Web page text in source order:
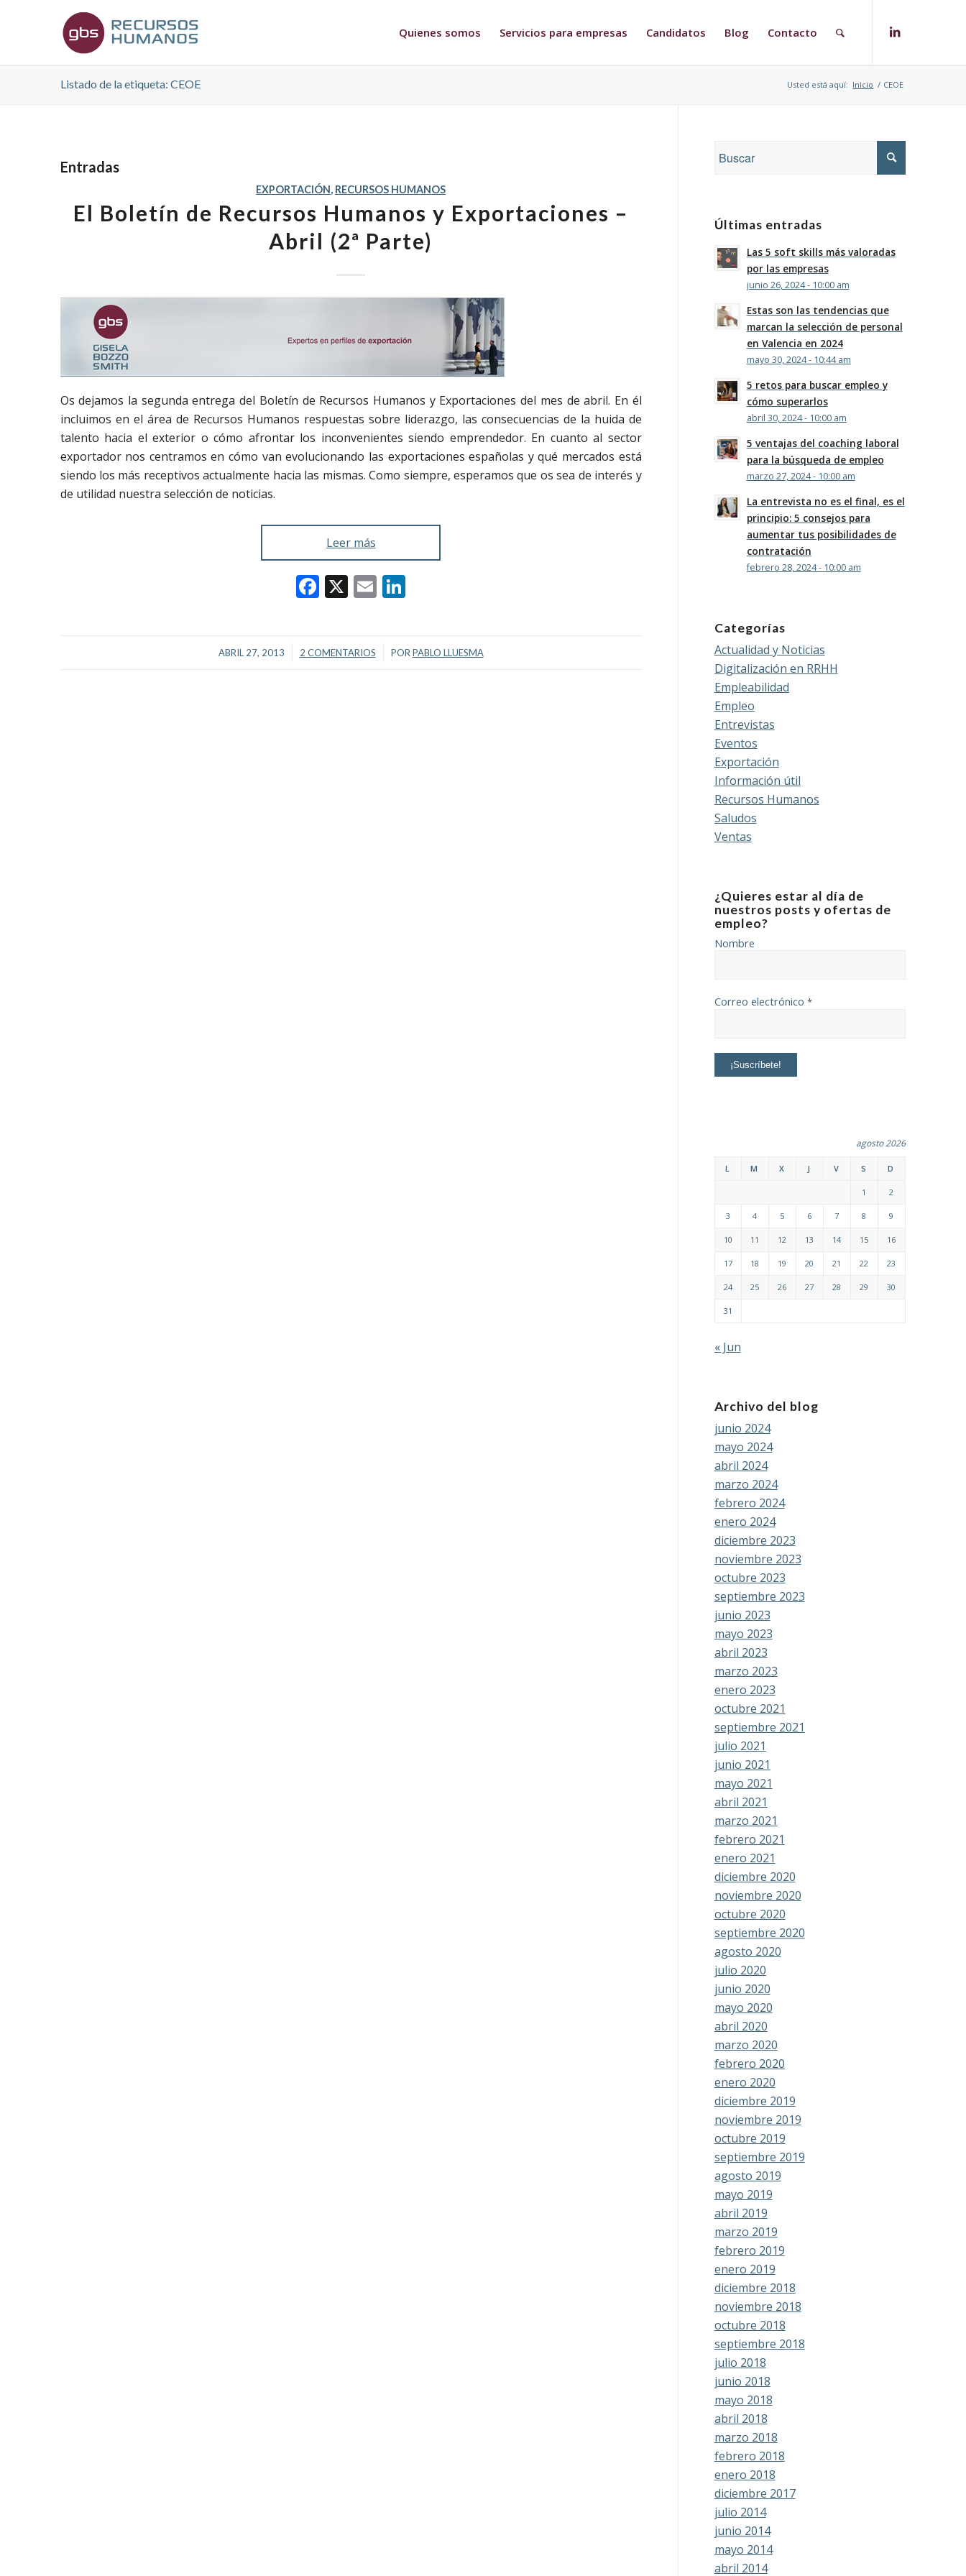
Quienes somos Servicios para empresas Candidatos Blog Contacto
Listado de la etiqueta: CEOE Usted está aquí: Inicio / CEOE
Entradas
EXPORTACIÓN, RECURSOS HUMANOS
El Boletín de Recursos Humanos y Exportaciones –
Abril (2ª Parte)
Os dejamos la segunda entrega del Boletín de Recursos Humanos y Exportaciones del mes de abril. En él
incluimos en el área de Recursos Humanos respuestas sobre liderazgo, las consecuencias de la huida de
talento hacia el exterior o cómo afrontar los inconvenientes siendo emprendedor. En cuanto al sector
exportador nos centramos en cómo van evolucionando las exportaciones españolas y qué mercados está
siendo los más receptivos actualmente hacia las mismas. Como siempre, esperamos que os sea de interés y
de utilidad nuestra selección de noticias.
Leer más
Facebook
X Email
ABRIL 27, 2013
/ 2 COMENTARIOS
/ POR PABLO LLUESMA
Últimas entradas
Las 5 soft skills más valoradas
por las empresas
junio 26, 2024 - 10:00 am
Estas son las tendencias que
marcan la selección de personal
en Valencia en 2024
mayo 30, 2024 - 10:44 am
5 retos para buscar empleo y
cómo superarlos
abril 30, 2024 - 10:00 am
5 ventajas del coaching laboral
para la búsqueda de empleo
marzo 27, 2024 - 10:00 am
La entrevista no es el final, es el
principio: 5 consejos para
aumentar tus posibilidades de
contratación
febrero 28, 2024 - 10:00 am
Categorías
Actualidad y Noticias
Digitalización en RRHH
Empleabilidad
Empleo
Entrevistas
Eventos
Exportación
Información útil
Recursos Humanos
Saludos
Ventas
¿Quieres estar al día de
nuestros posts y ofertas de
empleo?
Nombre
Correo electrónico *
agosto 2026
L M X J V S D
1 2
3 4 5 6 7 8 9
10 11 12 13 14 15 16
17 18 19 20 21 22 23
24 25 26 27 28 29 30
31
« Jun
Archivo del blog
junio 2024
mayo 2024
abril 2024
marzo 2024
febrero 2024
enero 2024
diciembre 2023
noviembre 2023
octubre 2023
septiembre 2023
junio 2023
mayo 2023
abril 2023
marzo 2023
enero 2023
octubre 2021
septiembre 2021
julio 2021
junio 2021
mayo 2021
abril 2021
marzo 2021
febrero 2021
enero 2021
diciembre 2020
noviembre 2020
octubre 2020
septiembre 2020
agosto 2020
julio 2020
junio 2020
mayo 2020
abril 2020
marzo 2020
febrero 2020
enero 2020
diciembre 2019
noviembre 2019
octubre 2019
septiembre 2019
agosto 2019
mayo 2019
abril 2019
marzo 2019
febrero 2019
enero 2019
diciembre 2018
noviembre 2018
octubre 2018
septiembre 2018
julio 2018
junio 2018
mayo 2018
abril 2018
marzo 2018
febrero 2018
enero 2018
diciembre 2017
julio 2014
junio 2014
mayo 2014
abril 2014